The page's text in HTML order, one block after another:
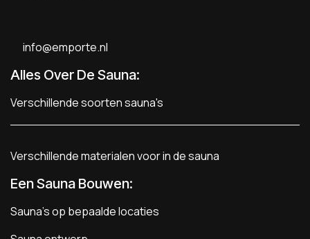
info@emporte.nl
Alles Over De Sauna:
Verschillende soorten sauna's
Verschillende materialen voor in de sauna
Een Sauna Bouwen:
Sauna's op bepaalde locaties